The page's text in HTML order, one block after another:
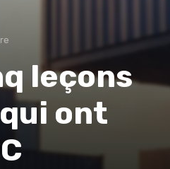
leçons
ont